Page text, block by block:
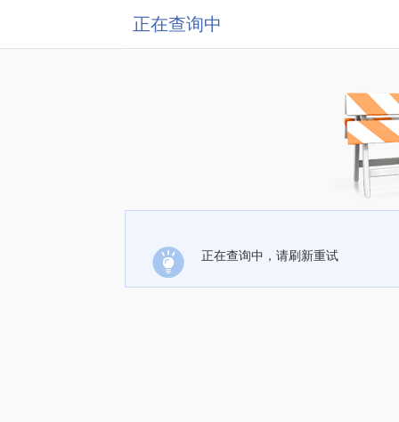
正在查询中
正在查询中，请刷新重试